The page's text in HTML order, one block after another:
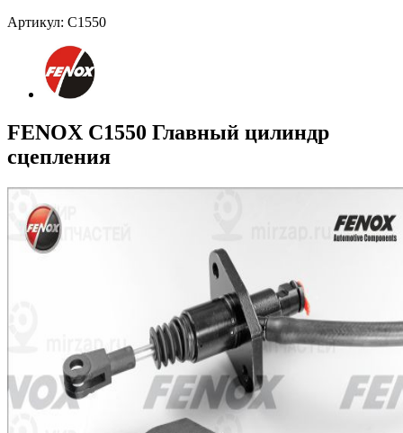
Артикул: C1550
FENOX C1550 Главный цилиндр
сцепления